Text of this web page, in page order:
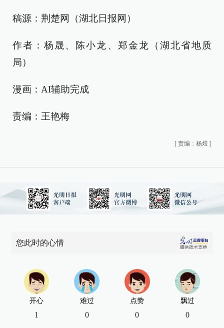
稿源：荆楚网（湖北日报网）
作者：杨晟、陈小龙、郑金龙（湖北省地质
局）
漫画：AI辅助完成
责编：王艳梅
[ 责编：杨煜 ]
您此时的心情
开心
1
难过
0
点赞
0
飘过
0